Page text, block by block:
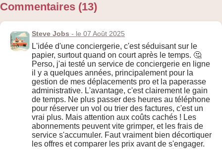
Commentaires (13)
Steve Jobs - le 07 Août 2025
L'idée d'une conciergerie, c'est séduisant sur le
papier, surtout quand on court après le temps. 🤔
Perso, j'ai testé un service de conciergerie en ligne
il y a quelques années, principalement pour la
gestion de mes déplacements pro et la paperasse
administrative. L'avantage, c'est clairement le gain
de temps. Ne plus passer des heures au téléphone
pour réserver un vol ou trier des factures, c'est un
vrai plus. Mais attention aux coûts cachés ! Les
abonnements peuvent vite grimper, et les frais de
service s'accumuler. Faut vraiment bien décortiquer
les offres et comparer les prix avant de s'engager.